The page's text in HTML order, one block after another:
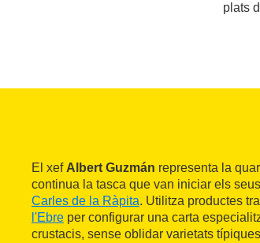
plats
El xef Albert Guzmán representa la
continua la tasca que van iniciar els
Carles de la Ràpita. Utilitza productes
l'Ebre per configurar una carta
crustacis, sense oblidar varietats